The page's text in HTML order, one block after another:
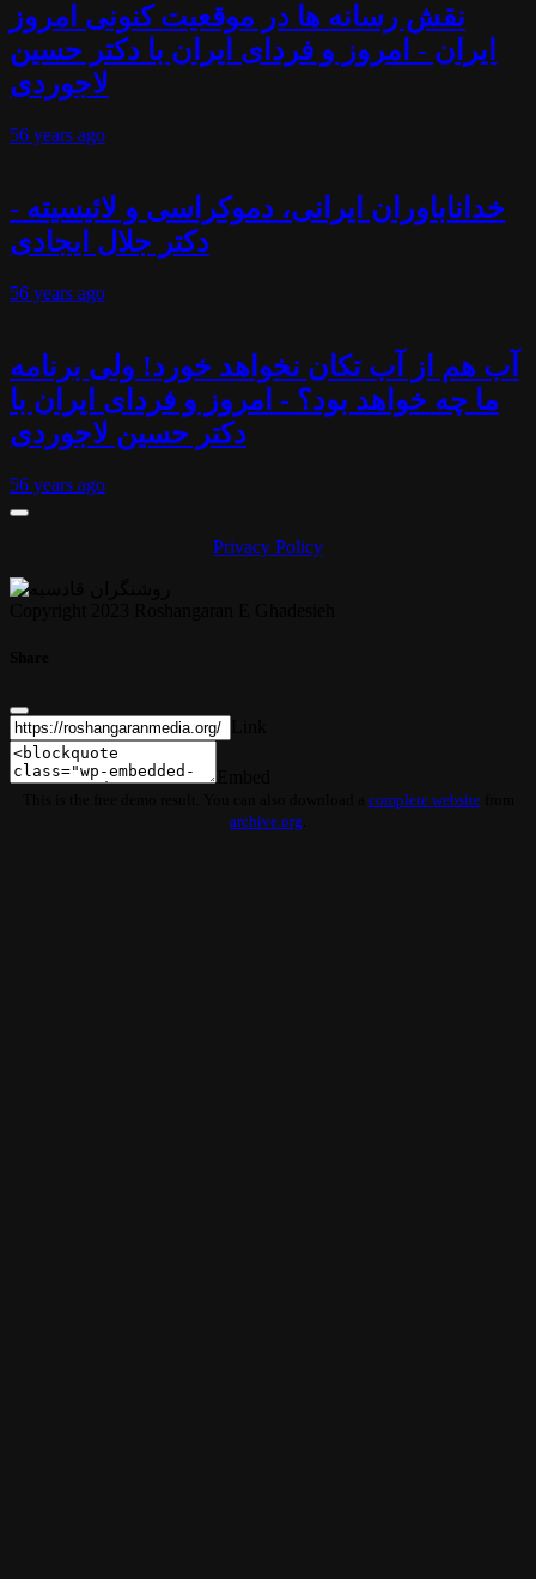
نقش رسانه ها در موقعیت کنونی امروز
ایران - امروز و فردای ایران با دکتر حسین
لاجوردی
56 years ago
خداناباوران ایرانی، دموکراسی و لائیسیته -
دکتر جلال ایجادی
56 years ago
آب هم از آب تکان نخواهد خورد! ولی برنامه
ما چه خواهد بود؟ - امروز و فردای ایران با
دکتر حسین لاجوردی
56 years ago
Privacy Policy
complete websitefrom
archive.org